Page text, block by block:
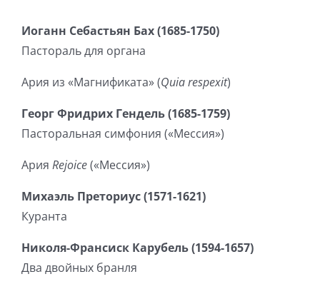
Иоганн Себастьян Бах (1685-1750)
Пастораль для органа
Ария из «Магнификата» (Quia respexit)
Георг Фридрих Гендель (1685-1759)
Пасторальная симфония («Мессия»)
Ария Rejoice(«Мессия»)
Михаэль Преториус (1571-1621)
Куранта
Николя-Франсиск Карубель (1594-1657)
Два двойных бранля